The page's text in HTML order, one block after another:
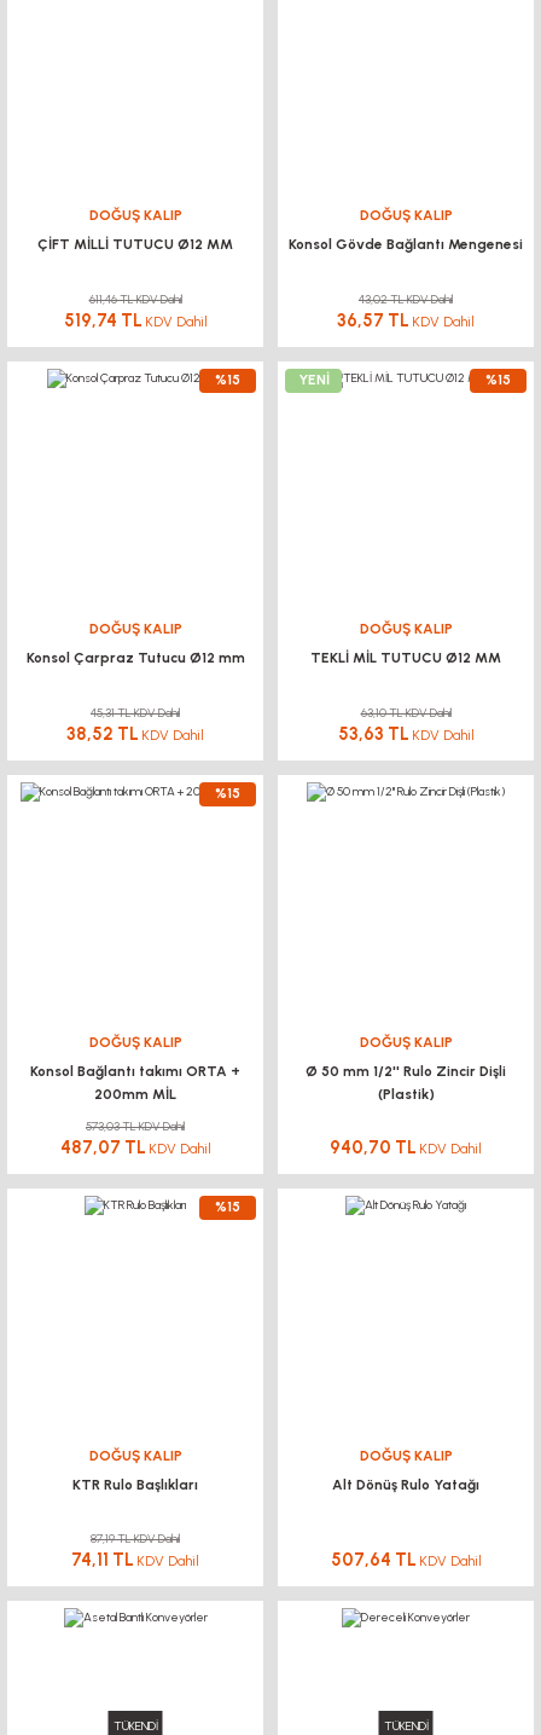
DOĞUŞ KALIP
ÇİFT MİLLİ TUTUCU Ø12 MM
611,46 TL KDV Dahil
519,74 TL KDV Dahil
DOĞUŞ KALIP
Konsol Gövde Bağlantı Mengenesi
43,02 TL KDV Dahil
36,57 TL KDV Dahil
%15
DOĞUŞ KALIP
Konsol Çarpraz Tutucu Ø12 mm
45,31 TL KDV Dahil
38,52 TL KDV Dahil
YENİ %15
DOĞUŞ KALIP
TEKLİ MİL TUTUCU Ø12 MM
63,10 TL KDV Dahil
53,63 TL KDV Dahil
%15
DOĞUŞ KALIP
Konsol Bağlantı takımı ORTA +
200mm MİL
573,03 TL KDV Dahil
487,07 TL KDV Dahil
DOĞUŞ KALIP
Ø 50 mm 1/2'' Rulo Zincir Dişli
(Plastik)
940,70 TL KDV Dahil
%15
DOĞUŞ KALIP
KTR Rulo Başlıkları
87,19 TL KDV Dahil
74,11 TL KDV Dahil
DOĞUŞ KALIP
Alt Dönüş Rulo Yatağı
507,64 TL KDV Dahil
TÜKENDİ TÜKENDİ